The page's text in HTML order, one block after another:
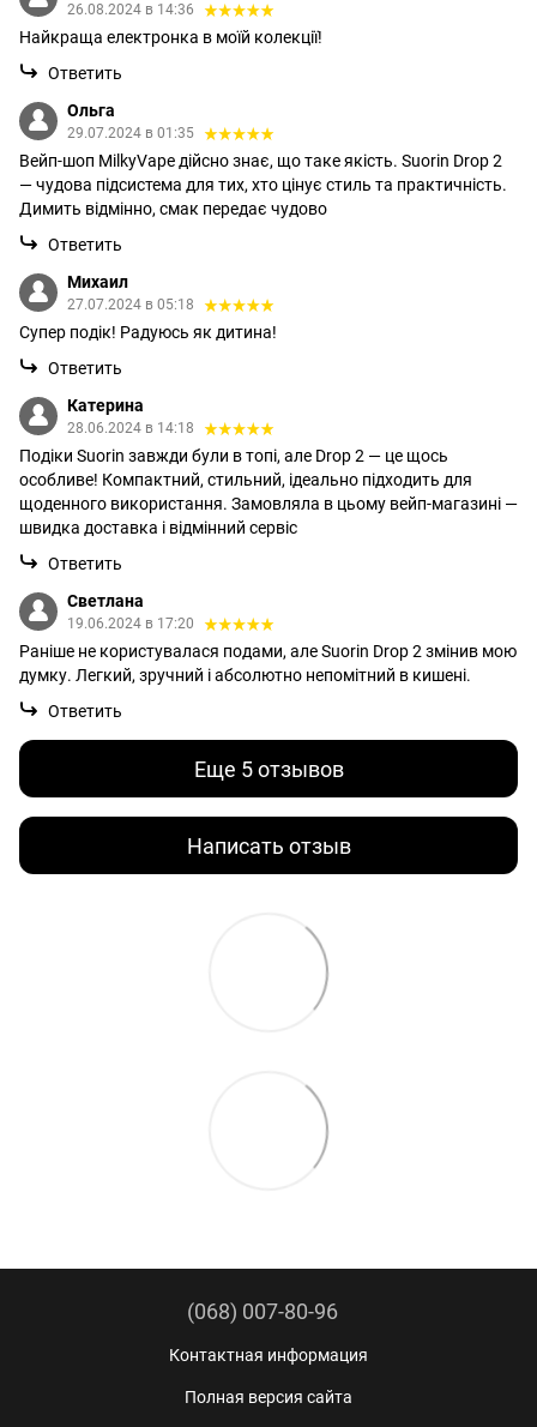
26.08.2024 в 14:36
Найкраща електронка в моїй колекції!
Ответить
Ольга
29.07.2024 в 01:35
Вейп-шоп MilkyVape дійсно знає, що таке якість. Suorin Drop 2
— чудова підсистема для тих, хто цінує стиль та практичність.
Димить відмінно, смак передає чудово
Ответить
Михаил
27.07.2024 в 05:18
Супер подік! Радуюсь як дитина!
Ответить
Катерина
28.06.2024 в 14:18
Подіки Suorin завжди були в топі, але Drop 2 — це щось
особливе! Компактний, стильний, ідеально підходить для
щоденного використання. Замовляла в цьому вейп-магазині —
швидка доставка і відмінний сервіс
Ответить
Светлана
19.06.2024 в 17:20
Раніше не користувалася подами, але Suorin Drop 2 змінив мою
думку. Легкий, зручний і абсолютно непомітний в кишені.
Ответить
Еще 5 отзывов
Написать отзыв
(068) 007-80-96
Контактная информация
Полная версия сайта